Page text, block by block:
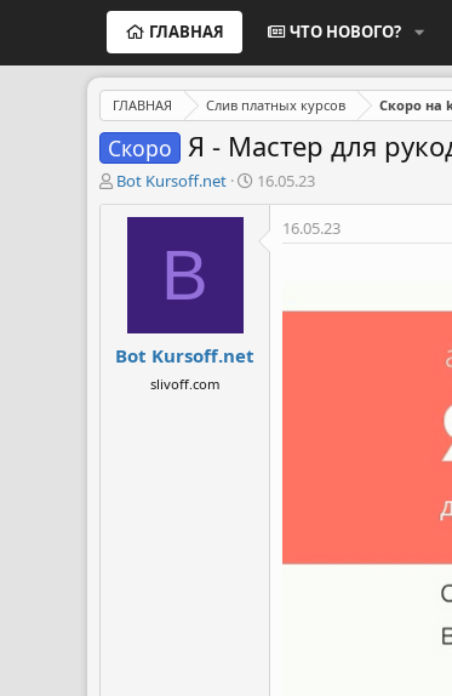
ГЛАВНАЯ ЧТО НОВОГО?
ГЛАВНАЯ Слив платных курсов Скоро на
Скоро Я - Мастер для
А
в
ы
Bot Kursoff.net
Д
а
а
16.05.23
B
Bot Kursoff.net
slivoff.com
16.05.23